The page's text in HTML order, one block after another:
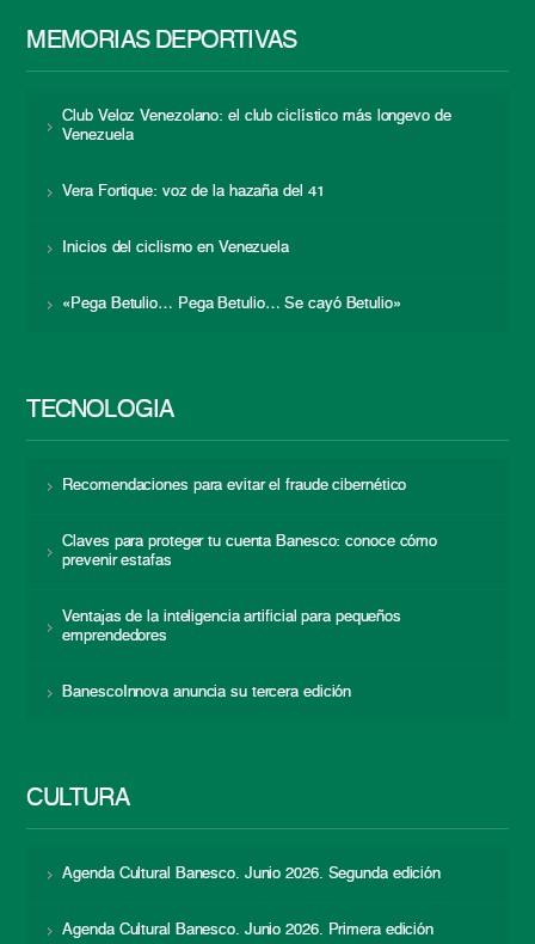
MEMORIAS DEPORTIVAS
Club Veloz Venezolano: el club ciclístico más longevo de
Venezuela
Vera Fortique: voz de la hazaña del 41
Inicios del ciclismo en Venezuela
«Pega Betulio… Pega Betulio… Se cayó Betulio»
TECNOLOGÍA
Recomendaciones para evitar el fraude cibernético
Claves para proteger tu cuenta Banesco: conoce cómo
prevenir estafas
Ventajas de la inteligencia artificial para pequeños
emprendedores
BanescoInnova anuncia su tercera edición
CULTURA
Agenda Cultural Banesco. Junio 2026. Segunda edición
Agenda Cultural Banesco. Junio 2026. Primera edición